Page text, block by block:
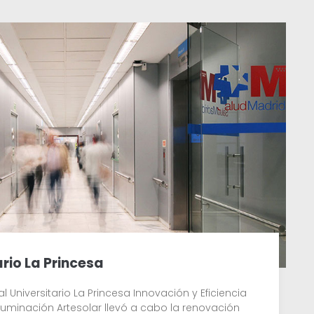
La Princesa
Universitario La Princesa Innovación y Eficiencia
Artesolar llevó a cabo la renovación